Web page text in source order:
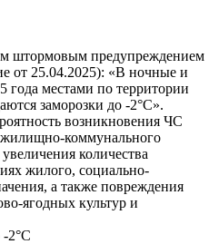
штормовым предупреждением
от 25.04.2025): «В ночные и
года местами по территории
заморозки до -2°С».
возникновения ЧС
коммунального
количества
жилого, социально-
а также повреждения
ягодных культур и
2°C